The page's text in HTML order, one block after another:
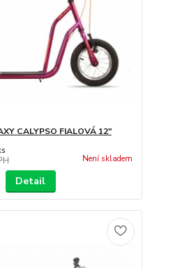
CALYPSO FIALOVÁ 12"
Není skladem
Detail